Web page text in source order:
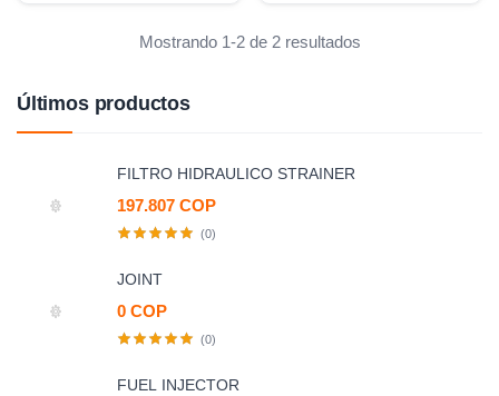
Últimos productos
FILTRO HIDRAULICO STRAINER
197.807 COP
(0)
JOINT
0 COP
(0)
FUEL INJECTOR
Mostrando 1-2 de 2 resultados